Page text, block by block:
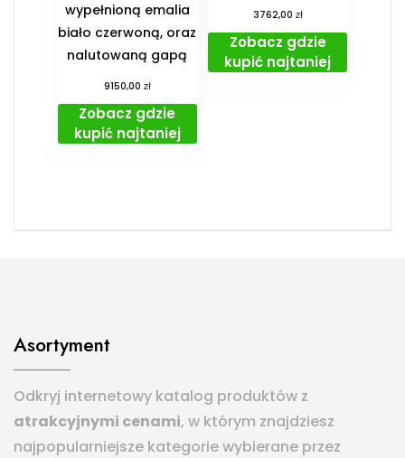
wypełnioną emalia
biało czerwoną, oraz
nalutowaną gapą
9150,00 zł
Zobacz gdzie
kupić najtaniej
3762,00 zł
Zobacz gdzie
kupić najtaniej
Asortyment
Odkryj internetowy katalog produktów z
atrakcyjnymi cenami, w którym znajdziesz
najpopularniejsze kategorie wybierane przez